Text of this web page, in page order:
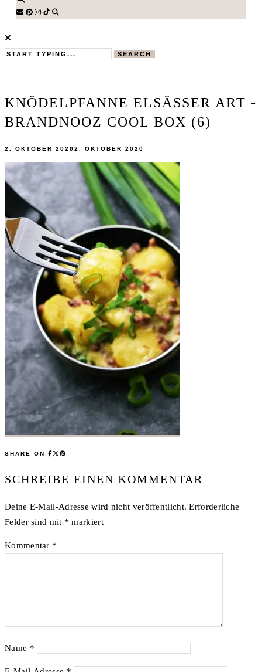
SEARCH
KNÖDELPFANNE ELSÄSSER ART -
BRANDNOOZ COOL BOX (6)
2. OKTOBER 20202. OKTOBER 2020
SHARE ON
SCHREIBE EINEN KOMMENTAR
Deine E-Mail-Adresse wird nicht veröffentlicht. Erforderliche
Felder sind mit * markiert
Kommentar *
Name *